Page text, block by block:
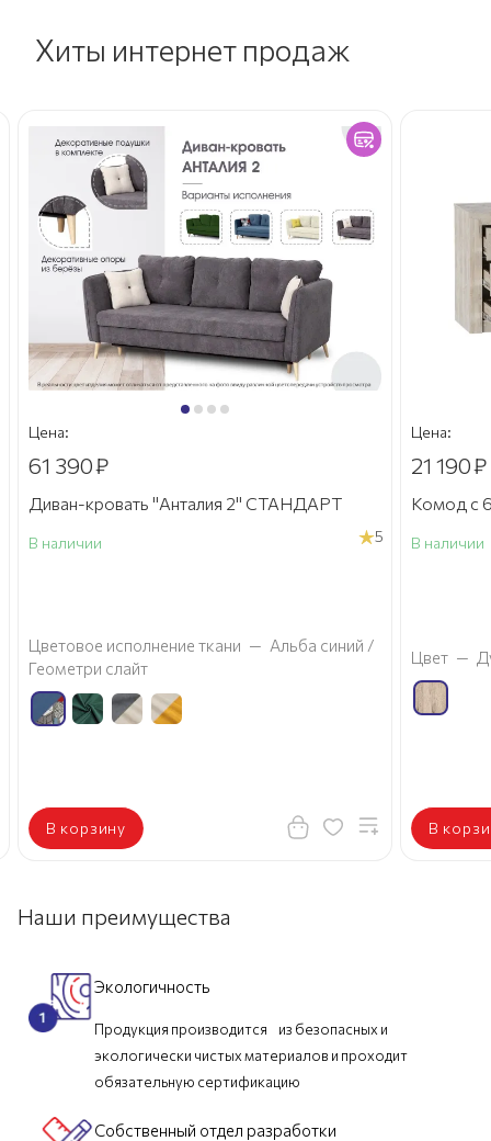
Хиты интернет продаж
Цена:
61 390₽
Диван-кровать "Анталия 2" СТАНДАРТ
В наличии 5
Цветовое исполнение ткани — Альба синий /
Геометри слайт
В корзину
Цена:
21 190₽
Комод с
В наличии
Цвет —
В
Наши преимущества
Экологичность
Продукция производится из безопасных и
экологически чистых материалов и проходит
обязательную сертификацию
Собственный отдел разработки